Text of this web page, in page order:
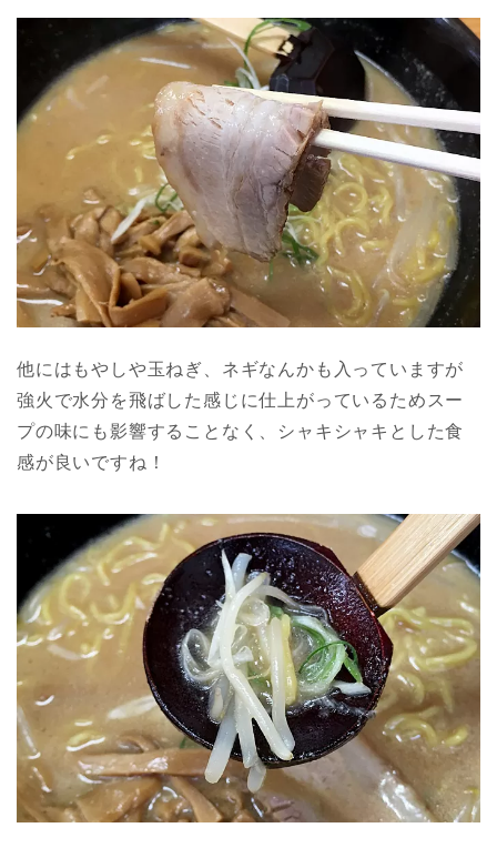
他にはもやしや玉ねぎ、ネギなんかも入っていますが
強火で水分を飛ばした感じに仕上がっているためスー
プの味にも影響することなく、シャキシャキとした食
感が良いですね！